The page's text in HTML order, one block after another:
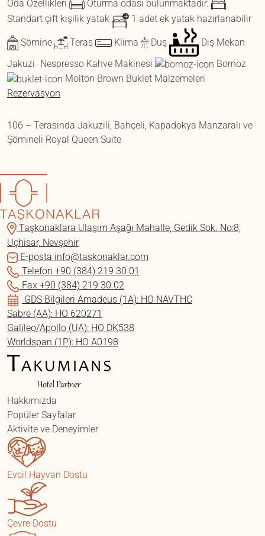
Oda Özellikleri
Oturma odası bulunmaktadır.
Standart çift kişilik yatak
1 adet ek yatak hazırlanabilir
Şömine Teras Klima Duş
Dış Mekan
Jakuzi
Nespresso Kahve Makinesi
Bornoz
Molton Brown Buklet Malzemeleri
Rezervasyon
106 – Terasında Jakuzili, Bahçeli, Kapadokya Manzaralı ve
Şömineli Royal Queen Suite
Taşkonaklara Ulaşım Aşağı Mahalle, Gedik Sok. No:8,
Uçhisar, Nevşehir
E-posta info@taskonaklar.com
Telefon +90 (384) 219 30 01
Fax +90 (384) 219 30 02
GDS Bilgileri Amadeus (1A): HO NAVTHC
Sabre (AA): HO 620271
Galileo/Apollo (UA): HO DK538
Worldspan (1P): HO A0198
Hakkımızda
Popüler Sayfalar
Aktivite ve Deneyimler
Evcil Hayvan Dostu
Çevre Dostu